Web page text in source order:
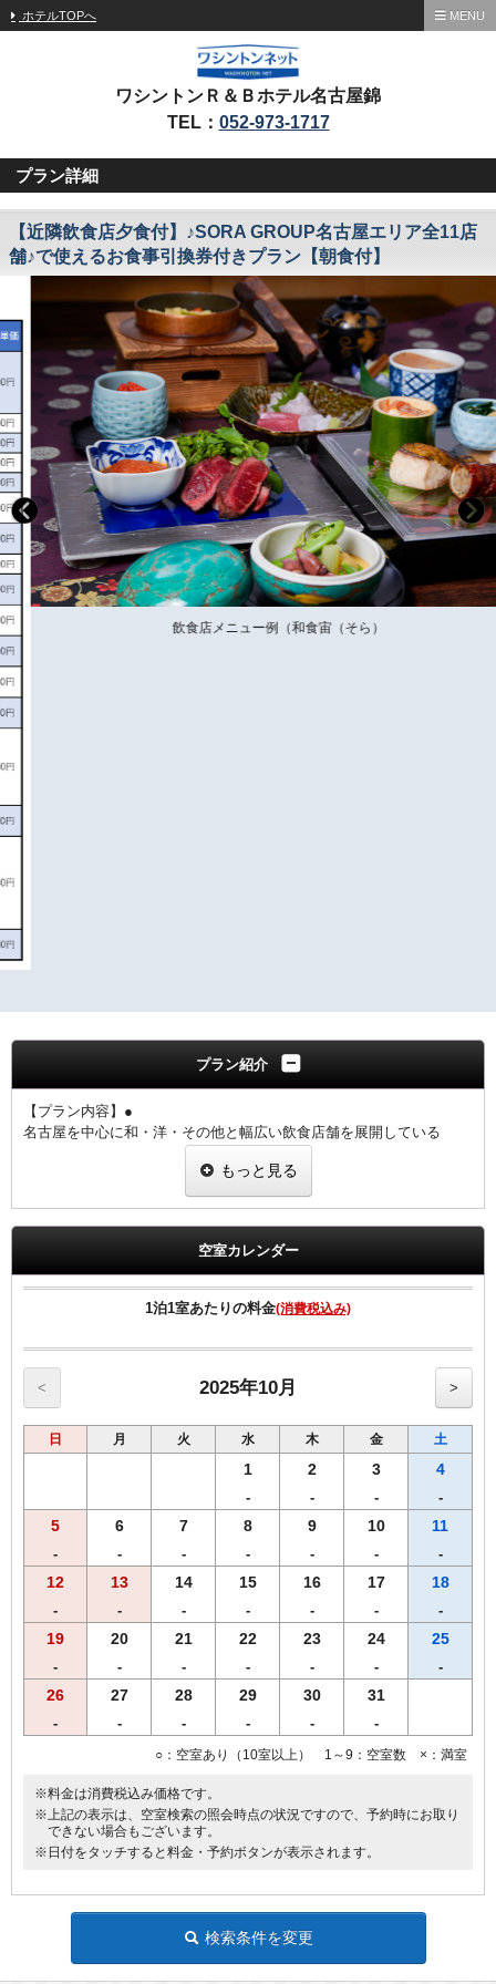
ホテルTOPへ MENU
ワシントンＲ＆Ｂホテル名古屋錦
TEL： 052-973-1717
プラン詳細
【近隣飲食店夕食付】♪SORA GROUP名古屋エリア全11店
舗♪で使えるお食事引換券付きプラン【朝食付】
飲食店メニュー例（和食宙（そら）
プラン紹介
【プラン内容】●
名古屋を中心に和・洋・その他と幅広い飲食店舗を展開している
SORAGROUP様とのコラボプランです。
※錦・栄エリア6店舗、名古屋駅エリア5店舗でご利用いただけます。
※シングル2名様利用の場合でも1枚のご用意となります。
その他9店舗あり
【お食事利用時間・定休日】
飲食店舗により異なります。詳細は一覧よりご確認ください。
※新型コロナウィルスによる感染状況により、定休日、営業時間は
【注意事項】
・お食事券はチェックイン時にフロントにてお渡し致します。
・お釣りは出ません。額面を超えた食事代は直接飲食店でお支払い
・ご精算後の払戻しはお受けできませんのでご注意下さいませ。
・満席の場合はお待ち頂く事がございます。ご了承下さいませ。
【全プラン共通サービス】
・ウェルカムドリンクとしてＲ＆Ｂオリジナル挽きたてコーヒーを
ご用意！
・全室インターネット回線接続可能（Wi-Fi・有線LAN）
------------------------------------------------------
♪朝食付♪
スタッフが毎朝焼き上げる焼きたてパンをお召し上がりいただけます。
【Ｒ＆Ｂホテル朝食メニュー（AM6：30-AM9：30）】
・スタイリッシュサラダ
・オーガニックグラノーラ（プレーン・フルーツ）
もっと見る
空室カレンダー
1泊1室あたりの料金(消費税込み)
< 2025年10月 >
日 月 火 水 木 金 土
1
-
2
-
3
-
4
-
5
-
6
-
7
-
8
-
9
-
10
-
11
-
12
-
13
-
14
-
15
-
16
-
17
-
18
-
19
-
20
-
21
-
22
-
23
-
24
-
25
-
26
-
27
-
28
-
29
-
30
-
31
-
○：空室あり（10室以上） 1～9：空室数 ×：満室
※料金は消費税込み価格です。
※上記の表示は、空室検索の照会時点の状況ですので、予約時にお取り
できない場合もございます。
※日付をタッチすると料金・予約ボタンが表示されます。
検索条件を変更